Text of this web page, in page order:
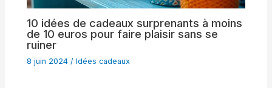
10 idées de cadeaux surprenants à moins
de 10 euros pour faire plaisir sans se
ruiner
8 juin 2024/Idées cadeaux